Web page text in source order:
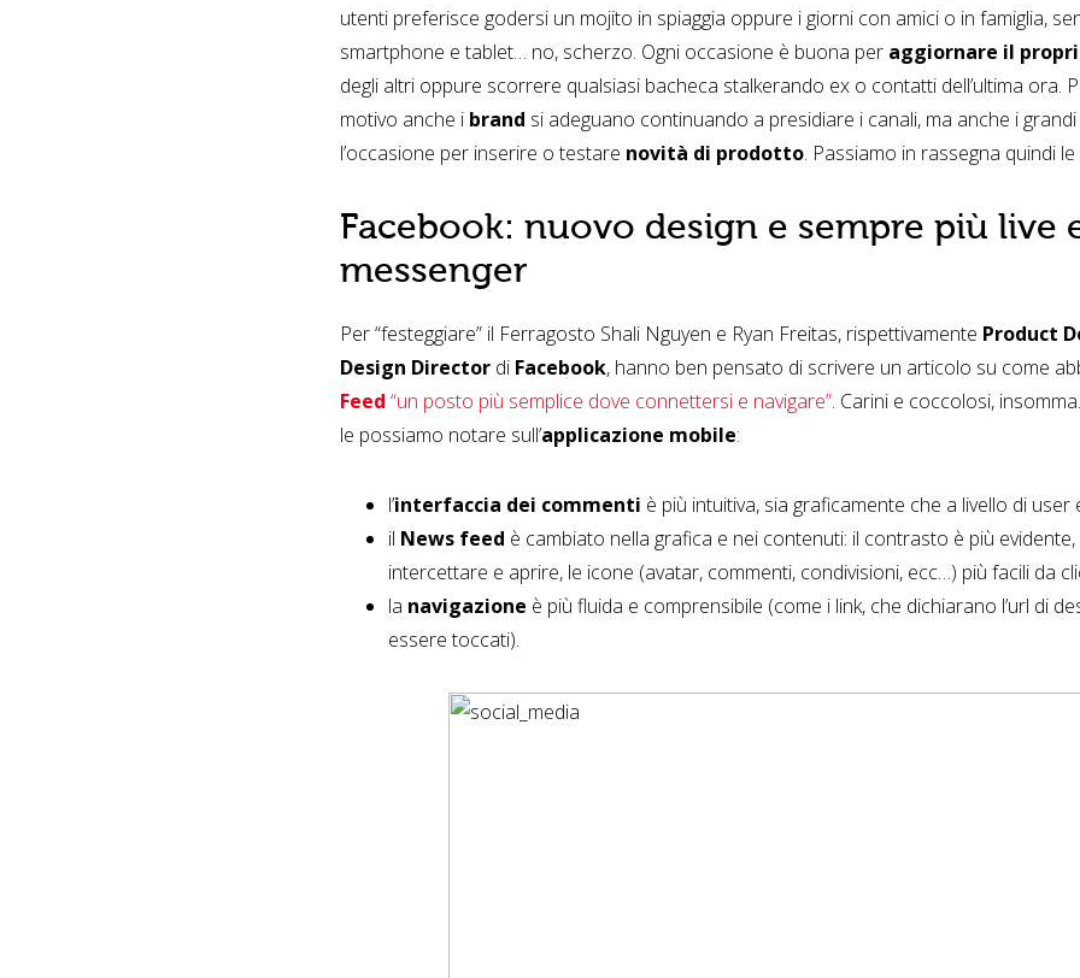
utenti preferisce godersi un mojito in spiaggia oppure i giorni con amici o in famiglia,
smartphone e tablet… no, scherzo. Ogni occasione è buona per aggiornare il
degli altri oppure scorrere qualsiasi bacheca stalkerando ex o contatti dell’ultima ora.
motivo anche i brand si adeguano continuando a presidiare i canali, ma anche i
l’occasione per inserire o testare novità di prodotto. Passiamo in rassegna quindi
Facebook: nuovo design e sempre più live
messenger
Per “festeggiare” il Ferragosto Shali Nguyen e Ryan Freitas, rispettivamente Product
Design Director di Facebook, hanno ben pensato di scrivere un articolo su come
Feed “un posto più semplice dove connettersi e navigare”. Carini e coccolosi,
le possiamo notare sull’applicazione mobile:
l’interfaccia dei commenti è più intuitiva, sia graficamente che a livello di user
il News feed è cambiato nella grafica e nei contenuti: il contrasto è più evidente,
intercettare e aprire, le icone (avatar, commenti, condivisioni, ecc…) più facili da
la navigazione è più fluida e comprensibile (come i link, che dichiarano l’url di
essere toccati).